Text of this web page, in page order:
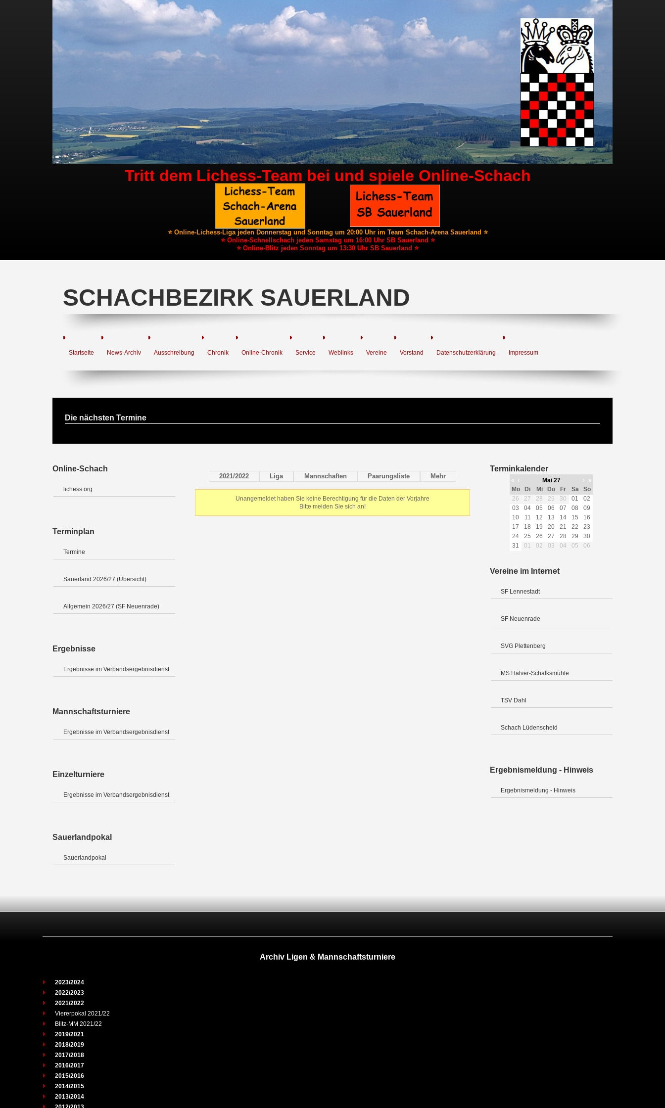
Tritt dem Lichess-Team bei und spiele Online-Schach
⭐ Online-Lichess-Liga jeden Donnerstag und Sonntag um 20:00 Uhr im Team Schach-Arena Sauerland ⭐
⭐ Online-Schnellschach jeden Samstag um 16:00 Uhr SB Sauerland ⭐
⭐ Online-Blitz jeden Sonntag um 13:30 Uhr SB Sauerland ⭐
SCHACHBEZIRK SAUERLAND
Startseite News-Archiv Ausschreibung Chronik Online-Chronik Service Weblinks Vereine Vorstand Datenschutzerklärung Impressum
Die nächsten Termine
Online-Schach
lichess.org
Terminplan
Termine
Sauerland 2026/27 (Übersicht)
Allgemein 2026/27 (SF Neuenrade)
Ergebnisse
Ergebnisse im Verbandsergebnisdienst
Mannschaftsturniere
Ergebnisse im Verbandsergebnisdienst
Einzelturniere
Ergebnisse im Verbandsergebnisdienst
Sauerlandpokal
Sauerlandpokal
2021/2022 Liga Mannschaften Paarungsliste Mehr
Unangemeldet haben Sie keine Berechtigung für die Daten der Vorjahre
Bitte melden Sie sich an!
Terminkalender
« ‹ Mai 27 ›
»
Mo
Di Mi Do Fr Sa
So
26
27 28 29 30 01
02
03
04 05 06 07 08
09
10
11 12 13 14 15
16
17
18 19 20 21 22
23
24
25 26 27 28 29
30
31
01 02 03 04 05 06
Vereine im Internet
SF Lennestadt
SF Neuenrade
SVG Plettenberg
MS Halver-Schalksmühle
TSV Dahl
Schach Lüdenscheid
Ergebnismeldung - Hinweis
Ergebnismeldung - Hinweis
Archiv Ligen & Mannschaftsturniere
2023/2024
2022/2023
2021/2022
Viererpokal 2021/22
Blitz-MM 2021/22
2019/2021
2018/2019
2017/2018
2016/2017
2015/2016
2014/2015
2013/2014